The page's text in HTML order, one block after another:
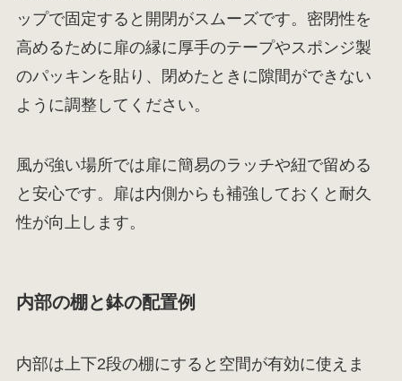
ップで固定すると開閉がスムーズです。密閉性を
高めるために扉の縁に厚手のテープやスポンジ製
のパッキンを貼り、閉めたときに隙間ができない
ように調整してください。
風が強い場所では扉に簡易のラッチや紐で留める
と安心です。扉は内側からも補強しておくと耐久
性が向上します。
内部の棚と鉢の配置例
内部は上下2段の棚にすると空間が有効に使えま